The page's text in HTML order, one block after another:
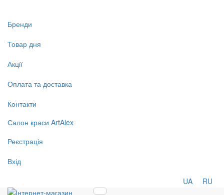
Бренди
Товар дня
Акції
Оплата та доставка
Контакти
Салон краси ArtAlex
Реєстрація
Вхід
UA RU